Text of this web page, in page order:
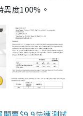
度100%。